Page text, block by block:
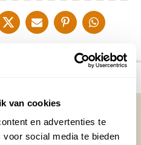
van cookies
en advertenties te
social media te bieden
FACEBOOK
DELEN OP XDELEN VIA DE MAIL
DELEN OP PINTEREST
DELEN OP
Achternaam